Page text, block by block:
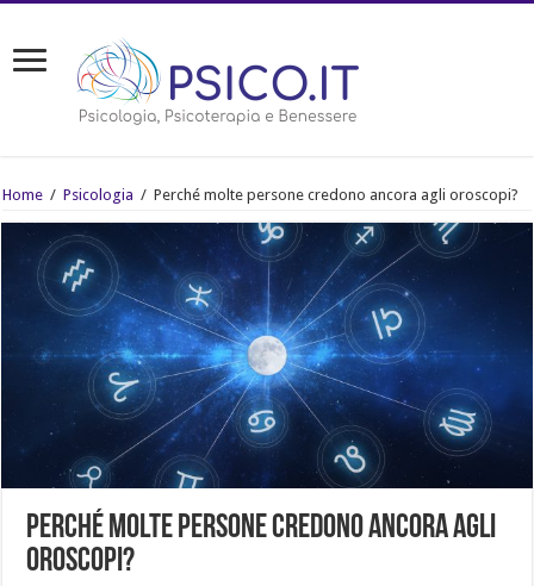
Home / Psicologia / Perché molte persone credono ancora agli oroscopi?
Perché molte persone credono ancora agli
oroscopi?